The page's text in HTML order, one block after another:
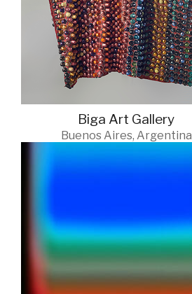
Biga Art Gallery
Buenos Aires, Argentina